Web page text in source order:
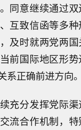
同意继续通过
互致信函等多
及时就两党两
前国际地区形势
系正确前进方向。
充分发挥党际
流合作机制，